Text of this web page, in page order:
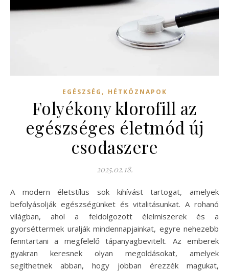
EGÉSZSÉG , HÉTKÖZNAPOK
Folyékony klorofill az
egészséges életmód új
csodaszere
2025.02.18.
A modern életstílus sok kihívást tartogat, amelyek
befolyásolják egészségünket és vitalitásunkat. A rohanó
világban, ahol a feldolgozott élelmiszerek és a
gyorséttermek uralják mindennapjainkat, egyre nehezebb
fenntartani a megfelelő tápanyagbevitelt. Az emberek
gyakran keresnek olyan megoldásokat, amelyek
segíthetnek abban, hogy jobban érezzék magukat,